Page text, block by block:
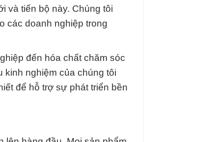
và tiến bộ này. Chúng tôi
các doanh nghiệp trong
đến hóa chất chăm sóc
kinh nghiệm của chúng tôi
để hỗ trợ sự phát triển bền